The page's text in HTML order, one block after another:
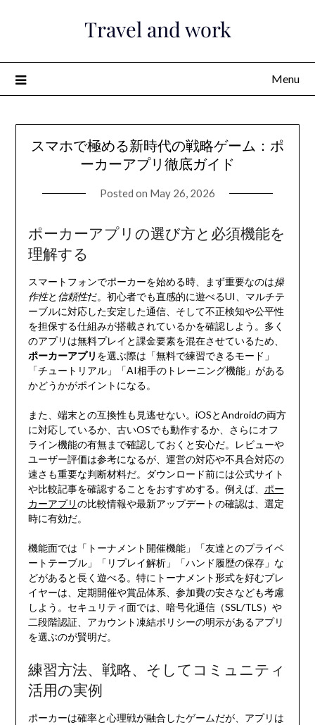
Travel and work
Menu
スマホで極める新時代の戦略ゲーム：ポ
ーカーアプリ徹底ガイド
Posted on May 26, 2026
ポーカーアプリの選び方と必須機能を
理解する
スマートフォンでポーカーを始める時、まず重要なのは操
作性と 信頼性だ。初心者でも直感的に遊べるUI、マルチテ
ーブルに対応した安定した通信、そして不正検知や公平性
を担保する仕組みが搭載されているかを確認しよう。多く
のアプリは無料プレイと課金要素を混在させているため、
ポーカーアプリ を選ぶ際は「無料で練習できるモード」
「チュートリアル」「AI相手のトレーニング機能」がある
かどうかがポイントになる。
また、端末との互換性も見逃せない。iOSとAndroidの両方
に対応しているか、古いOSでも動作するか、さらにオフ
ライン機能の有無まで確認しておくと安心だ。レビューや
ユーザー評価は参考になるが、運営の対応や不具合対応の
速さも重要な判断材料だ。ダウンロード前には公式サイト
や比較記事を確認することをおすすめする。例えば、 ポー
カーアプリの比較情報や最新アップデートの確認は、選定
時に有効だ。
機能面では「トーナメント開催機能」「友達とのプライベ
ートテーブル」「リプレイ解析」「ハンド履歴の保存」な
どがあると長く遊べる。特にトーナメント形式を好むプレ
イヤーは、定期開催や賞品体系、参加費の安さなども考慮
しよう。セキュリティ面では、暗号化通信（SSL/TLS）や
二段階認証、アカウント凍結ポリシーの明示があるアプリ
を選ぶのが賢明だ。
練習方法、戦略、そしてコミュニティ
活用の実例
ポーカーは確率と心理戦が融合したゲームだが、アプリは